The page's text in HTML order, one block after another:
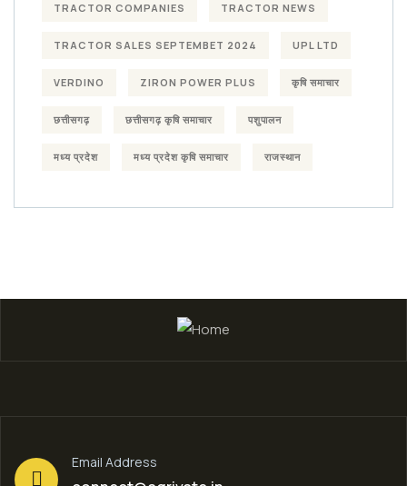
TRACTOR COMPANIES TRACTOR NEWS
TRACTOR SALES SEPTEMBET 2024 UPL LTD
VERDINO ZIRON POWER PLUS कृषि समाचार
छत्तीसगढ़ छत्तीसगढ़ कृषि समाचार पशुपालन
मध्य प्रदेश मध्य प्रदेश कृषि समाचार राजस्थान
Email Address